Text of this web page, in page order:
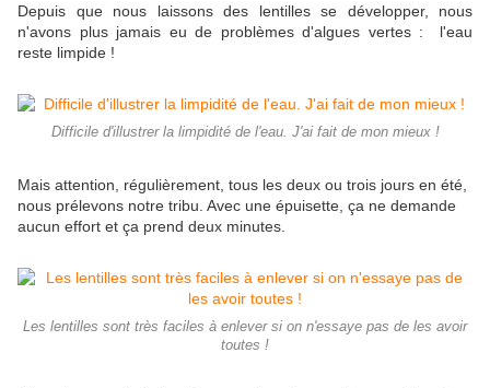
Depuis que nous laissons des lentilles se développer, nous
n'avons plus jamais eu de problèmes d'algues vertes : l'eau
reste limpide !
Difficile d'illustrer la limpidité de l'eau. J'ai fait de mon mieux !
Mais attention, régulièrement, tous les deux ou trois jours en été,
nous prélevons notre tribu. Avec une épuisette, ça ne demande
aucun effort et ça prend deux minutes.
Les lentilles sont très faciles à enlever si on n'essaye pas de les avoir
toutes !